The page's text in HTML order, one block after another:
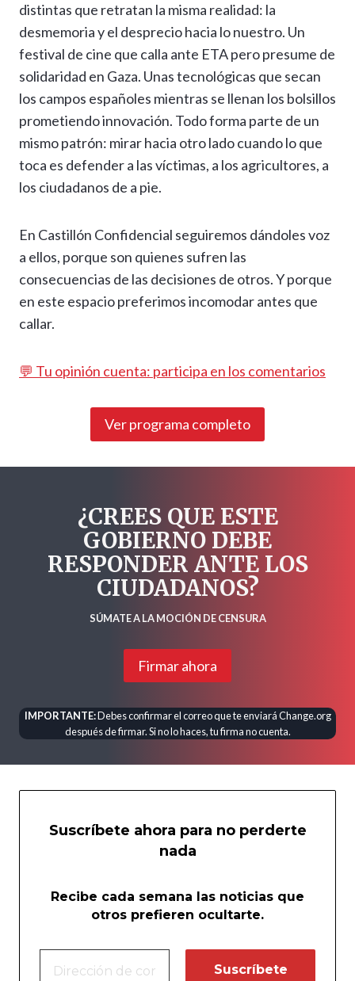
distintas que retratan la misma realidad: la
desmemoria y el desprecio hacia lo nuestro. Un
festival de cine que calla ante ETA pero presume de
solidaridad en Gaza. Unas tecnológicas que secan
los campos españoles mientras se llenan los bolsillos
prometiendo innovación. Todo forma parte de un
mismo patrón: mirar hacia otro lado cuando lo que
toca es defender a las víctimas, a los agricultores, a
los ciudadanos de a pie.
En Castillón Confidencial seguiremos dándoles voz
a ellos, porque son quienes sufren las
consecuencias de las decisiones de otros. Y porque
en este espacio preferimos incomodar antes que
callar.
💬 Tu opinión cuenta: participa en los comentarios
Ver programa completo
¿CREES QUE ESTE
GOBIERNO DEBE
RESPONDER ANTE LOS
CIUDADANOS?
SÚMATE A LA MOCIÓN DE CENSURA
Firmar ahora
IMPORTANTE:Debes confirmar el correo que te enviará Change.org
después de firmar. Si no lo haces, tu firma no cuenta.
Suscríbete ahora para no perderte
nada
Recibe cada semana las noticias que
otros prefieren ocultarte.